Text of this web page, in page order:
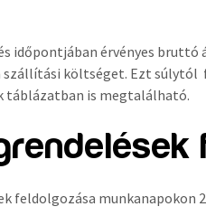
időpontjában érvényes
költséget. Ezt súlytól
táblázatban is megtalálható.
feldolgozása